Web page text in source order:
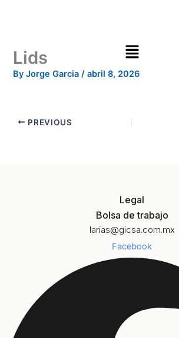
Lids
ByJorge Garcia/abril 8, 2026
PREVIOUS
Legal
Bolsa de trabajo
larias@gicsa.com.mx
Facebook